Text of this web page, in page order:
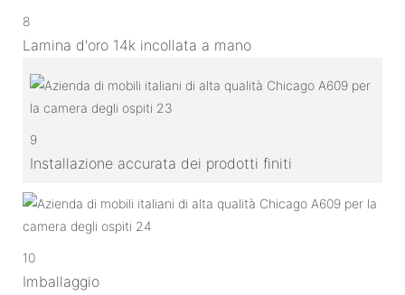
8
Lamina d'oro 14k incollata a mano
9
Installazione accurata dei prodotti finiti
10
Imballaggio